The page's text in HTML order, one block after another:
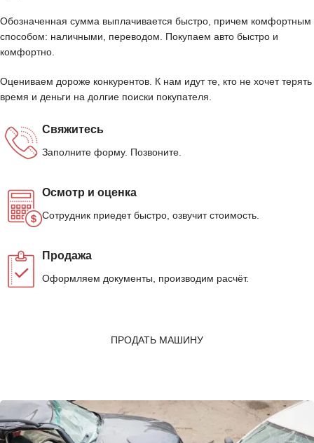
Обозначенная сумма выплачивается быстро, причем комфортным
способом: наличными, переводом. Покупаем авто быстро и
комфортно.
Оцениваем дороже конкурентов. К нам идут те, кто не хочет терять
время и деньги на долгие поиски покупателя.
Свяжитесь
Заполните форму. Позвоните.
Осмотр и оценка
Сотрудник приедет быстро, озвучит стоимость.
Продажа
Оформляем документы, производим расчёт.
ПРОДАТЬ МАШИНУ